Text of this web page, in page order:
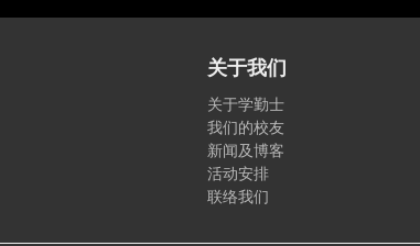
关于我们
关于学勤士
我们的校友
新闻及博客
活动安排
联络我们